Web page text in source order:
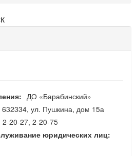
ДО «Барабинский»
632334, ул. Пушкина, дом 15а
2-20-27, 2-20-75
юридических лиц: